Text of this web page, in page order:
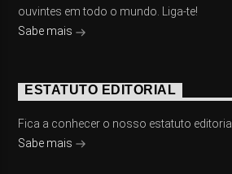
ouvintes em todo o mundo. Liga-te!
Sabe mais
ESTATUTO EDITORIAL
Fica a conhecer o nosso estatuto editorial
Sabe mais